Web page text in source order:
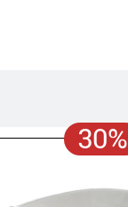
30%